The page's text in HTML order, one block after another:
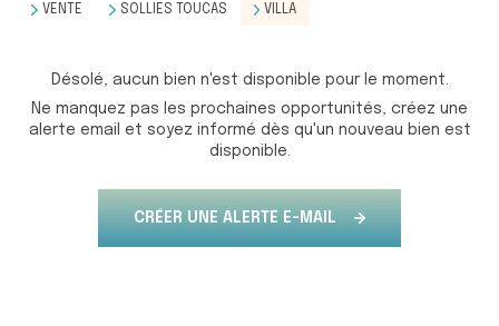
VENTE SOLLIES TOUCAS VILLA
Désolé, aucun bien n'est disponible pour le moment.
Ne manquez pas les prochaines opportunités, créez une
alerte email et soyez informé dès qu'un nouveau bien est
disponible.
CRÉER UNE ALERTE E-MAIL